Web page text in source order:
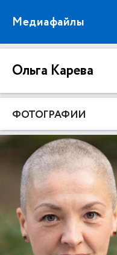
Медиафайлы
Ольга Карева
ФОТОГРАФИИ